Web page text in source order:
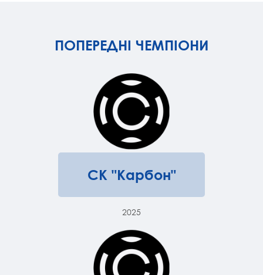
ПОПЕРЕДНІ ЧЕМПІОНИ
СК "Карбон"
2025